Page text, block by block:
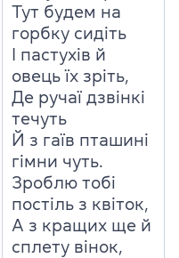
Тут будем на
горбку сидіть
І пастухів й
овець їх зріть,
Де ручаї дзвінкі
течуть
Й з гаїв пташині
гімни чуть.
Зроблю тобі
постіль з квіток,
А з кращих ще й
сплету вінок,